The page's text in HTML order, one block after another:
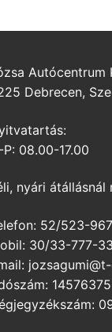
Autócentrum
Debrecen,
P: 08.00-17.00
nyári
52/523-967
30/33-777-